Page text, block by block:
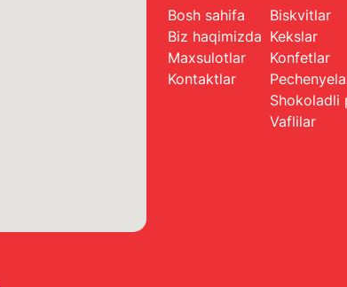
Bosh sahifa
Biz haqimizda
Maxsulotlar
Kontaktlar
Biskvitlar
Kekslar
Konfetlar
Shokoladli
Vaflilar